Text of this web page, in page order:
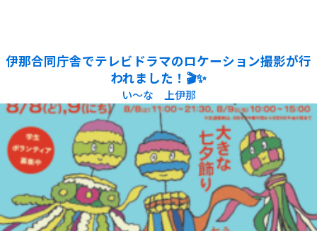
伊那合同庁舎でテレビドラマのロケーション撮影が行
われました！🎬✨
い～な 上伊那